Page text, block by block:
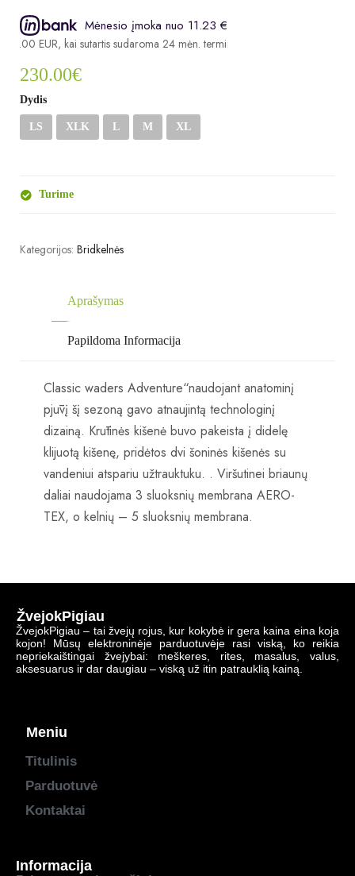
Mėnesio įmoka nuo 11.23 €
EUR, kai sutartis sudaroma 24 mėn. terminui, metinė palūkanų norma
230.00€
Dydis
LS XLK L M XL
Turime
Kategorijos: Bridkelnės
Aprašymas
Papildoma Informacija
Classic waders Adventure“naudojant anatominį
pjūvį šį sezoną gavo atnaujintą technologinį
dizainą. Krūtinės kišenė buvo pakeista į didelę
klijuotą kišenę, pridėtos dvi šoninės kišenės su
vandeniui atspariu užtrauktuku. . Viršutinei briaunų
daliai naudojama 3 sluoksnių membrana AERO-
TEX, o kelnių – 5 sluoksnių membrana.
ŽvejokPigiau
ŽvejokPigiau – tai žvejų rojus, kur kokybė ir gera kaina eina koja
kojon! Mūsų elektroninėje parduotuvėje rasi viską, ko reikia
nepriekaištingai žvejybai: meškeres, rites, masalus, valus,
aksesuarus ir dar daugiau – viską už itin patrauklią kainą.
Meniu
Titulinis
Parduotuvė
Kontaktai
Informacija